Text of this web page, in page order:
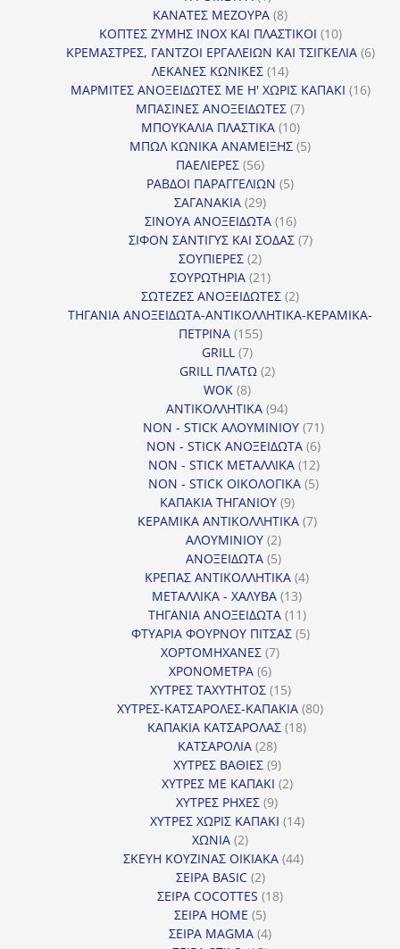
προϊόν
ΚΑΝΑΤΕΣ ΜΕΖΟΥΡΑ 88
προϊόντα
ΚΟΠΤΕΣ ΖΥΜΗΣ INOX ΚΑΙ ΠΛΑΣΤΙΚΟΙ 1010
προϊόντα
ΚΡΕΜΑΣΤΡΕΣ, ΓΑΝΤΖΟΙ ΕΡΓΑΛΕΙΩΝ ΚΑΙ ΤΣΙΓΚΕΛΙΑ 66
ΛΕΚΑΝΕΣ ΚΩΝΙΚΕΣ 1414
προϊόντα
ΜΑΡΜΙΤΕΣ ΑΝΟΞΕΙΔΩΤΕΣ ΜΕ Η' ΧΩΡΙΣ ΚΑΠΑΚΙ 1616
ΜΠΑΣΙΝΕΣ ΑΝΟΞΕΙΔΩΤΕΣ 77
ΜΠΟΥΚΑΛΙΑ ΠΛΑΣΤΙΚΑ 1010
προϊόντα
ΜΠΩΛ ΚΩΝΙΚΑ ΑΝΑΜΕΙΞΗΣ 55
ΠΑΕΛΙΕΡΕΣ 5656
προϊόντα
ΡΑΒΔΟΙ ΠΑΡΑΓΓΕΛΙΩΝ 55
ΣΑΓΑΝΑΚΙΑ 2929
προϊόντα
ΣΙΝΟΥΑ ΑΝΟΞΕΙΔΩΤΑ 1616
προϊόντα
ΣΙΦΟΝ ΣΑΝΤΙΓΥΣ ΚΑΙ ΣΟΔΑΣ 77
ΣΟΥΠΙΕΡΕΣ 22
προϊόντα
ΣΟΥΡΩΤΗΡΙΑ 2121
προϊόντα
ΣΩΤΕΖΕΣ ΑΝΟΞΕΙΔΩΤΕΣ 22
προϊόντα
ΤΗΓΑΝΙΑ ΑΝΟΞΕΙΔΩΤΑ-ΑΝΤΙΚΟΛΛΗΤΙΚΑ-ΚΕΡΑΜΙΚΑ-
ΠΕΤΡΙΝΑ 155155
GRILL 77
προϊόντα
GRILL ΠΛΑΤΩ 22
WOK 88
προϊόντα
ΑΝΤΙΚΟΛΛΗΤΙΚΑ 9494
προϊόντα
NON - STICK ΑΛΟΥΜΙΝΙΟΥ 7171
προϊόντα
NON - STICK ΑΝΟΞΕΙΔΩΤΑ 66
προϊόντα
NON - STICK ΜΕΤΑΛΛΙΚΑ 1212
προϊόντα
NON - STICK ΟΙΚΟΛΟΓΙΚΑ 55
ΚΑΠΑΚΙΑ ΤΗΓΑΝΙΟΥ 99
προϊόντα
ΚΕΡΑΜΙΚΑ ΑΝΤΙΚΟΛΛΗΤΙΚΑ 77
ΑΛΟΥΜΙΝΙΟΥ 22
προϊόντα
ΑΝΟΞΕΙΔΩΤΑ 55
προϊόντα
ΚΡΕΠΑΣ ΑΝΤΙΚΟΛΛΗΤΙΚΑ 44
ΜΕΤΑΛΛΙΚΑ - ΧΑΛΥΒΑ 1313
προϊόντα
ΤΗΓΑΝΙΑ ΑΝΟΞΕΙΔΩΤΑ 1111
προϊόντα
ΦΤΥΑΡΙΑ ΦΟΥΡΝΟΥ ΠΙΤΣΑΣ 55
ΧΟΡΤΟΜΗΧΑΝΕΣ 77
ΧΡΟΝΟΜΕΤΡΑ 66
προϊόντα
ΧΥΤΡΕΣ ΤΑΧΥΤΗΤΟΣ 1515
προϊόντα
ΧΥΤΡΕΣ-ΚΑΤΣΑΡΟΛΕΣ-ΚΑΠΑΚΙΑ 8080
ΚΑΠΑΚΙΑ ΚΑΤΣΑΡΟΛΑΣ 1818
ΚΑΤΣΑΡΟΛΙΑ 2828
προϊόντα
ΧΥΤΡΕΣ ΒΑΘΙΕΣ 99
προϊόντα
ΧΥΤΡΕΣ ΜΕ ΚΑΠΑΚΙ 22
ΧΥΤΡΕΣ ΡΗΧΕΣ 99
προϊόντα
ΧΥΤΡΕΣ ΧΩΡΙΣ ΚΑΠΑΚΙ 1414
ΧΩΝΙΑ 22
προϊόντα
ΣΚΕΥΗ ΚΟΥΖΙΝΑΣ ΟΙΚΙΑΚΑ 4444
ΣΕΙΡΑ BASIC 22
προϊόντα
ΣΕΙΡΑ COCOTTES 1818
ΣΕΙΡΑ HOME 55
προϊόντα
ΣΕΙΡΑ MAGMA 44